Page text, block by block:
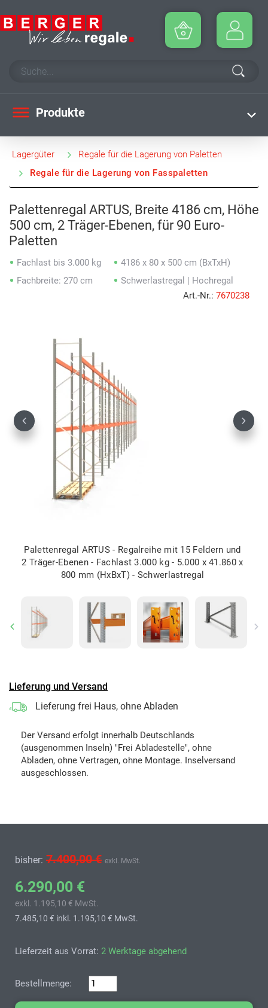
Produkte
Lagergüter
Regale für die Lagerung von Paletten
Regale für die Lagerung von Fasspaletten
Palettenregal ARTUS, Breite 4186 cm, Höhe
500 cm, 2 Träger-Ebenen, für 90 Euro-
Paletten
Fachlast bis 3.000 kg
Fachbreite: 270 cm
4186 x 80 x 500 cm (BxTxH)
Schwerlastregal | Hochregal
Art.-Nr.: 7670238
Palettenregal ARTUS - Regalreihe mit 15 Feldern und
2 Träger-Ebenen - Fachlast 3.000 kg - 5.000 x 41.860 x
800 mm (HxBxT) - Schwerlastregal
Previous Next
Previous
Lieferung und Versand
Lieferung frei Haus, ohne Abladen
Der Versand erfolgt innerhalb Deutschlands
(ausgenommen Inseln) "Frei Abladestelle", ohne
Abladen, ohne Vertragen, ohne Montage. Inselversand
ausgeschlossen.
bisher: 7.400,00 € exkl. MwSt.
6.290,00 €
exkl. 1.195,10 € MwSt.
7.485,10 € inkl. 1.195,10 € MwSt.
Lieferzeit aus Vorrat: 2 Werktage abgehend
Bestellmenge: